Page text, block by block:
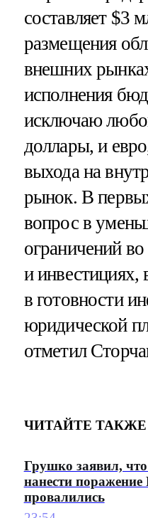
составляет $3
размещения
внешних
исполнения
исключаю
доллары, и
выхода на
рынок. В
вопрос в
ограничений
и инвестициях,
в готовности
юридической
отметил
ЧИТАЙТЕ ТАКЖЕ
Грушко заявил,
нанести
провалились